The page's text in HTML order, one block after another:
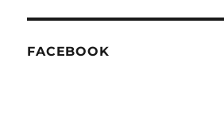
FACEBOOK